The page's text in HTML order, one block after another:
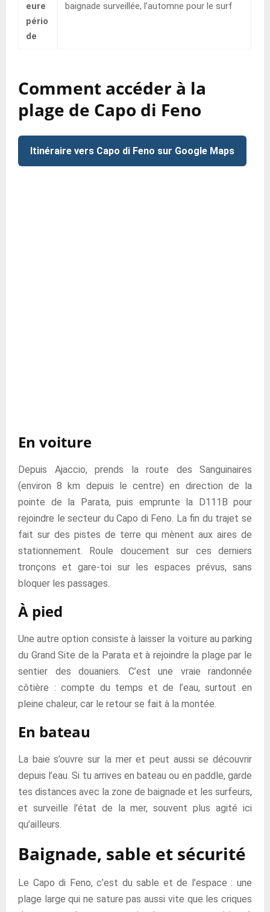
eure
pério
de
baignade surveillée, l’automne pour le surf
Comment accéder à la
plage de Capo di Feno
Itinéraire vers Capo di Feno sur Google Maps
En voiture
Depuis Ajaccio, prends la route des Sanguinaires
(environ 8 km depuis le centre) en direction de la
pointe de la Parata, puis emprunte la D111B pour
rejoindre le secteur du Capo di Feno. La fin du trajet se
fait sur des pistes de terre qui mènent aux aires de
stationnement. Roule doucement sur ces derniers
tronçons et gare-toi sur les espaces prévus, sans
bloquer les passages.
À pied
Une autre option consiste à laisser la voiture au parking
du Grand Site de la Parata et à rejoindre la plage par le
sentier des douaniers. C’est une vraie randonnée
côtière : compte du temps et de l’eau, surtout en
pleine chaleur, car le retour se fait à la montée.
En bateau
La baie s’ouvre sur la mer et peut aussi se découvrir
depuis l’eau. Si tu arrives en bateau ou en paddle, garde
tes distances avec la zone de baignade et les surfeurs,
et surveille l’état de la mer, souvent plus agité ici
qu’ailleurs.
Baignade, sable et sécurité
Le Capo di Feno, c’est du sable et de l’espace : une
plage large qui ne sature pas aussi vite que les criques